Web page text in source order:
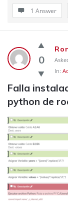
1 Answer
0
In:
Falla
python de